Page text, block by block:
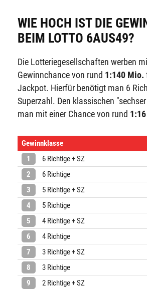
WIE HOCH IST DIE
BEIM LOTTO 6AUS49?
Die Lotteriegesellschaften werben
Gewinnchance von rund 1:140 Mio.
Jackpot. Hierfür benötigt man 6
Superzahl. Den klassischen
man mit einer Chance von rund
Gewinnklasse
1
6 Richtige + SZ
2
6 Richtige
3
5 Richtige + SZ
4
5 Richtige
5
4 Richtige + SZ
6
4 Richtige
7
3 Richtige + SZ
8
3 Richtige
9
2 Richtige + SZ